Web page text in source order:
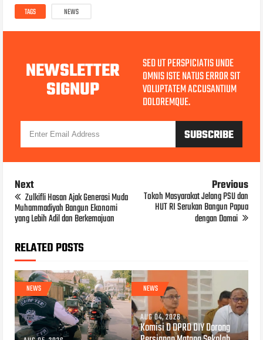
TAGS NEWS
NEWSLETTER
SIGNUP
SED UT PERSPICIATIS UNDE
OMNIS ISTE NATUS ERROR SIT
VOLUPTATEM ACCUSANTIUM
DOLOREMQUE.
Next
Zulkifli Hasan Ajak Generasi Muda
Muhammadiyah Bangun Ekonomi
yang Lebih Adil dan Berkemajuan
Previous
Tokoh Masyarakat Jelang PSU dan
HUT RI Serukan Bangun Papua
dengan Damai
RELATED POSTS
NEWS NEWS
AUG 04, 2026
Komisi D DPRD DIY Dorong